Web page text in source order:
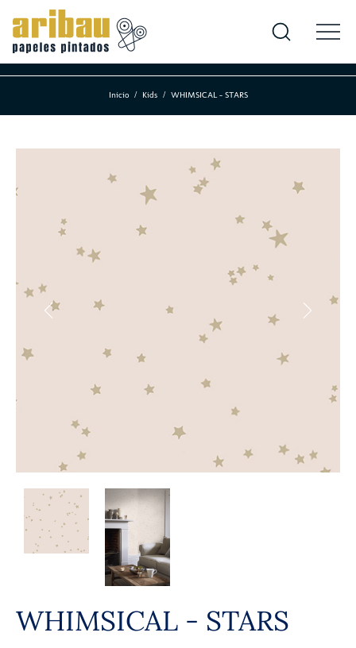
Inicio Kids WHIMSICAL - STARS
WHIMSICAL - STARS